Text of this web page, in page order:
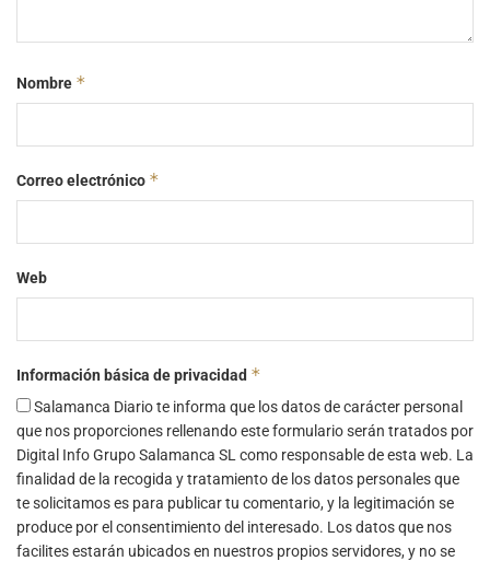
Nombre *
Correo electrónico *
Web
Información básica de privacidad *
Salamanca Diario te informa que los datos de carácter personal
que nos proporciones rellenando este formulario serán tratados por
Digital Info Grupo Salamanca SL como responsable de esta web. La
finalidad de la recogida y tratamiento de los datos personales que
te solicitamos es para publicar tu comentario, y la legitimación se
produce por el consentimiento del interesado. Los datos que nos
facilites estarán ubicados en nuestros propios servidores, y no se